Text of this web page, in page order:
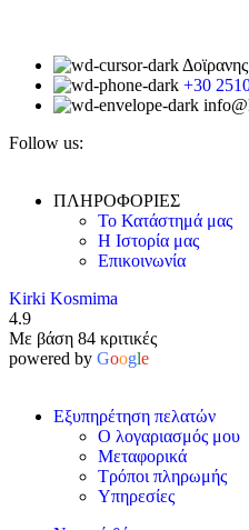
+30
Follow us:
ΠΛΗΡΟΦΟΡΙΕΣ
Το Κατάστημά μας
Η Ιστορία μας
Επικοινωνία
Kirki Kosmima
4.9
Με βάση 84 κριτικές
powered by Google
Εξυπηρέτηση πελατών
Ο λογαριασμός μου
Μεταφορικά
Τρόποι πληρωμής
Υπηρεσίες